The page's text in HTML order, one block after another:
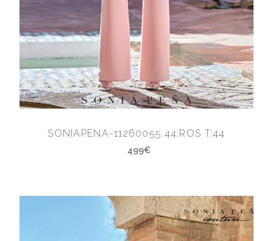
SONIAPENA-11260055.44.ROS T:44
499€